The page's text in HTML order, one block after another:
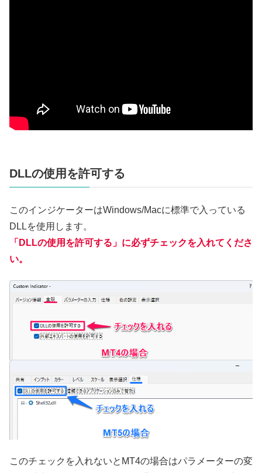
DLLの使用を許可する
このインジケーターはWindows/Macに標準で入っている
DLLを使用します。
「DLLの使用を許可する」に必ずチェックを入れてくださ
い。
このチェックを入れないとMT4の場合はパラメーターの変